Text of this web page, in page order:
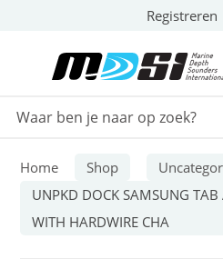
Registreren
Home Shop
UNPKD DOCK SAMSUNG TAB
WITH HARDWIRE CHA